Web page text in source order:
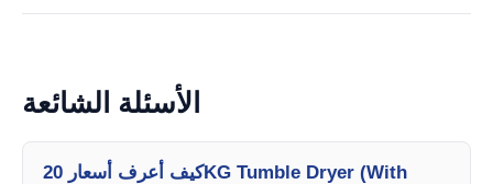
الأسئلة الشائعة
كيف أعرف أسعار 20KG Tumble Dryer (With